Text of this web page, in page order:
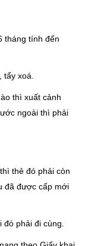
tháng tính đến
tẩy xoá.
thì xuất cảnh
ngoài thì phải
thẻ đó phải còn
đã được cấp mới
đó phải đi cùng.